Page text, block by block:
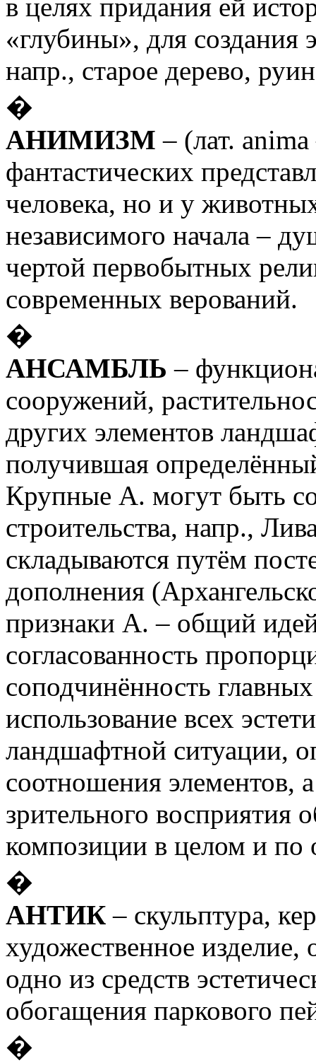
в целях придания ей
«глубины», для создания
напр., старое дерево,
�
АНИМИЗМ – (лат.
фантастических
человека, но и у
независимого начала –
чертой первобытных
современных верований.
�
АНСАМБЛЬ –
сооружений,
других элементов
получившая
Крупные А. могут быть
строительства, напр.,
складываются путём
дополнения
признаки А. – общий
согласованность
соподчинённость
использование всех
ландшафтной ситуации,
соотношения элементов,
зрительного восприятия
композиции в целом и по
�
АНТИК – скульптура,
художественное
одно из средств
обогащения паркового
�